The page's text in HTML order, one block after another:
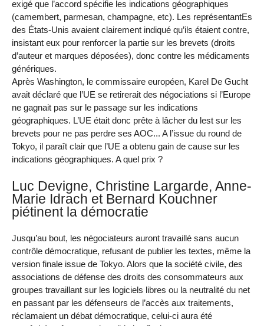
exigé que l’accord spécifie les indications géographiques
(camembert, parmesan, champagne, etc). Les représentantEs
des États-Unis avaient clairement indiqué qu’ils étaient contre,
insistant eux pour renforcer la partie sur les brevets (droits
d’auteur et marques déposées), donc contre les médicaments
génériques.
Après Washington, le commissaire européen, Karel De Gucht
avait déclaré que l’UE se retirerait des négociations si l’Europe
ne gagnait pas sur le passage sur les indications
géographiques. L’UE était donc prête à lâcher du lest sur les
brevets pour ne pas perdre ses AOC... A l’issue du round de
Tokyo, il paraît clair que l’UE a obtenu gain de cause sur les
indications géographiques. A quel prix ?
Luc Devigne, Christine Largarde, Anne-
Marie Idrach et Bernard Kouchner
piétinent la démocratie
Jusqu’au bout, les négociateurs auront travaillé sans aucun
contrôle démocratique, refusant de publier les textes, même la
version finale issue de Tokyo. Alors que la société civile, des
associations de défense des droits des consommateurs aux
groupes travaillant sur les logiciels libres ou la neutralité du net
en passant par les défenseurs de l’accès aux traitements,
réclamaient un débat démocratique, celui-ci aura été